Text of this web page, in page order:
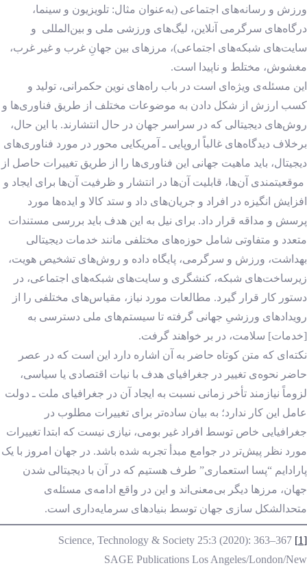
ورزش و رسانه‌های اجتماعی (به‌عنوان مثال: تلویزیون و سینما،
درگاه‌های سرگرمی آنلاین، لیگ‌های ورزشی ملی و بین‌المللی و
سایت‌های شبکه‌های اجتماعی)، مرزهای بین جهانِ غرب و غیر غرب،
مغشوش، مختلط و ناپیدا است.
این مسئله‌ی ویژه‌ای است در باب راه‌های نوین حکمرانی، تولید و
کسب ارزش از شکل دادن به موضوعات مختلف از طریق فناوری‌ها و
روش‌های دیجیتالی که در سراسر جهان در حال انتشارند. با این حال،
برخلاف دیدگاه‌های غالباً اروپایی ـ آمریکایی محور در مورد فناوری‌های
دیجیتال، باید ماهیت جهانی این فناوری‌ها را از طریق تغییرات حاصل از
موقعیتمندی آن‌ها، قابلیت آن‌ها در انتشار و ظرفیت آن‌ها برای ایجاد و
افزایش انگیزه در افراد و جریان‌های داد و ستد کالا و ایده‌ها مورد
پرسش و مداقه قرار داد. برای نیل به این هدف باید بررسی مستندات
متعدد و متفاوتی شامل حوزه‌های مختلفی مانند خدمات دیجیتالی
بهداشت، ورزش و سرگرمی، پایگاه داده و روش‌های تشخیص هویت،
زیرساخت‌های شبکه، کنشگری و سایت‌های شبکه‌های اجتماعی، در
دستور کار قرار گیرد. مطالعات مورد نیاز، مقیاس‌های مختلفی را از
رویدادهای ورزشیِ جهانی گرفته تا سیستم‌های ملی دسترسی به
[خدمات] سلامت، در بر خواهند گرفت.
نکته‌ای که متن کوتاه حاضر به آن اشاره دارد این است که در عصر
حاضر نحوه‌ی تغییر در جغرافیای هدف با نیات اقتصادی یا سیاسی،
لزوماً نیازمند تأخر زمانی نسبت به ایجاد آن در جغرافیای ملت ـ دولت
عامل این کار ندارد؛ به بیان ساده‌تر برای تغییرات مطلوب در
جغرافیایی خاص توسط افراد غیر بومی، نیازی نیست که ابتدا تغییرات
مورد نظر پیش‌تر در جوامع مبدأ تجربه شده باشد. در جهان امروز با یک
پارادایم “پسا استعماری” طرف هستیم که در آن با دیجیتالی شدن
جهان، مرزها دیگر بی‌معنی‌اند و این در واقع ادامه‌ی مسئله‌ی
متحدالشکل سازی جهان توسط بنیادهای سرمایه‌داری است.
[1]
SAGE Publications Los Angeles/London/New